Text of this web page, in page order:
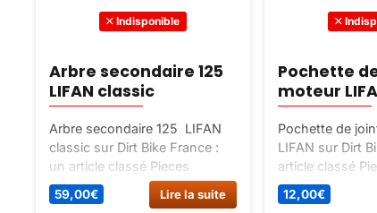
Indisponible
Arbre secondaire 125
LIFAN classic
Arbre secondaire 125 LIFAN
classic sur Dirt Bike France :
un article classé Pieces
detachees / piece moteur /
boite de vitesse.
59,00€ Lire la suite
Pochette
moteur
Pochette de
LIFAN sur Dirt
article classé
/ piece moteur
joints.
12,00€